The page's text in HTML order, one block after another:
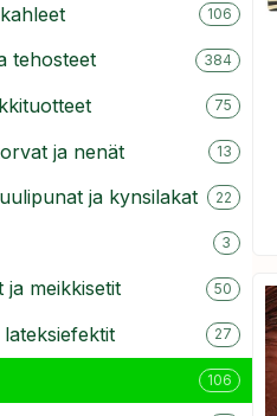
106
tehosteet 384
75
ja nenät 13
ja kynsilakat 22
3
ja meikkisetit 50
27
106